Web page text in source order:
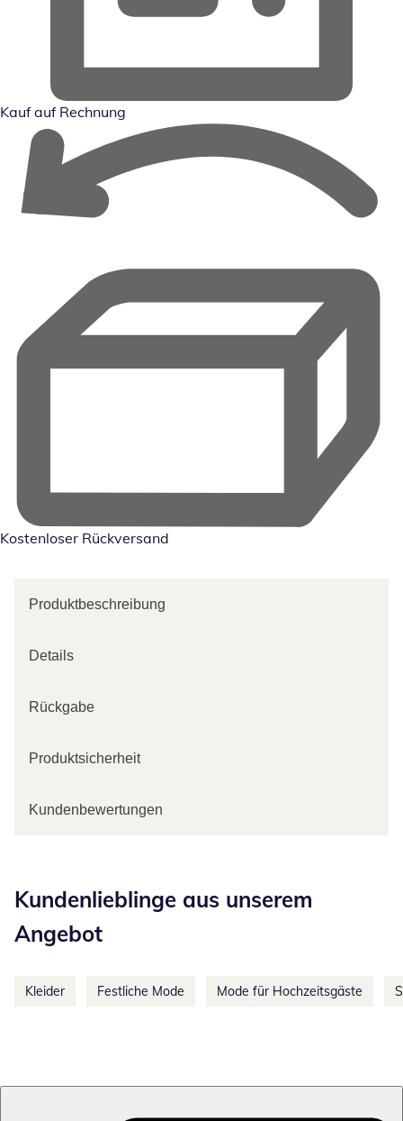
Kauf auf Rechnung
Kostenloser Rückversand
Produktbeschreibung
Details
Rückgabe
Produktsicherheit
Kundenbewertungen
Kundenlieblinge aus unserem
Angebot
Kleider Festliche Mode Mode für Hochzeitsgäste